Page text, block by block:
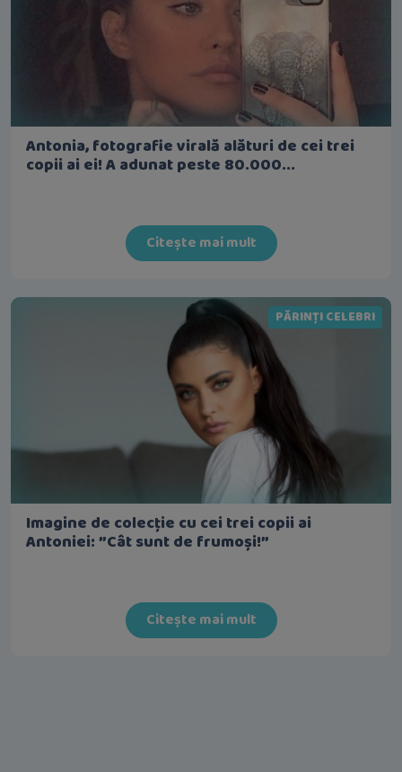
Antonia, fotografie virală alături de cei trei
copii ai ei! A adunat peste 80.000...
Citește mai mult
PĂRINȚI CELEBRI
Imagine de colecție cu cei trei copii ai
Antoniei: ”Cât sunt de frumoși!”
Citește mai mult